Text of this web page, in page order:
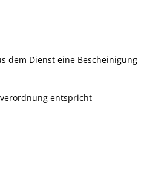
dem Dienst eine Bescheinigung
entspricht